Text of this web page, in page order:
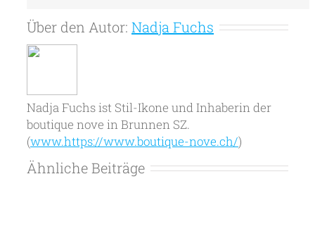
Über den Autor: Nadja Fuchs
Nadja Fuchs ist Stil-Ikone und Inhaberin der
boutique nove in Brunnen SZ.
(www.https://www.boutique-nove.ch/)
Ähnliche Beiträge